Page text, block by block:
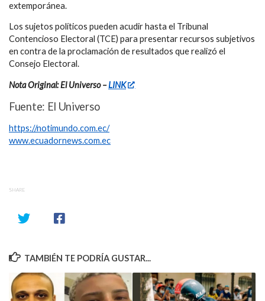
extemporánea.
Los sujetos políticos pueden acudir hasta el Tribunal
Contencioso Electoral (TCE) para presentar recursos subjetivos
en contra de la proclamación de resultados que realizó el
Consejo Electoral.
Nota Original: El Universo –LINK
Fuente: El Universo
https://notimundo.com.ec/
www.ecuadornews.com.ec
SHARE
TAMBIÉN TE PODRÍA GUSTAR...